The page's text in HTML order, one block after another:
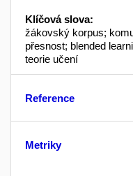
Klíčová slova:
žákovský korpus;
přesnost; blended
teorie učení
Reference
Metriky